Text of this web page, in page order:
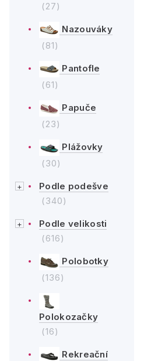
(27)
Nazouváky
(81)
Pantofle
(61)
Papuče
(23)
Plážovky
(30)
Podle podešve
(340)
Podle velikosti
(616)
Polobotky
(136)
Polokozačky
(16)
Rekreační